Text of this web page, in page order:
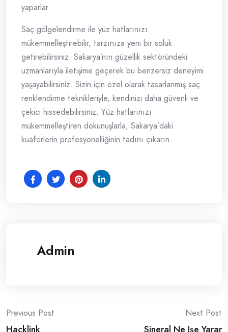
yaparlar.
Saç gölgelendirme ile yüz hatlarınızı
mükemmelleştirebilir, tarzınıza yeni bir soluk
getirebilirsiniz. Sakarya’nın güzellik sektöründeki
uzmanlarıyla iletişime geçerek bu benzersiz deneyimi
yaşayabilirsiniz. Sizin için özel olarak tasarlanmış saç
renklendirme teknikleriyle, kendinizi daha güvenli ve
çekici hissedebilirsiniz. Yüz hatlarınızı
mükemmelleştiren dokunuşlarla, Sakarya’daki
kuaförlerin profesyonelliğinin tadını çıkarın.
Admin
Post
Previous Post
Hacklink
Next Post
Sineral Ne Işe Yarar